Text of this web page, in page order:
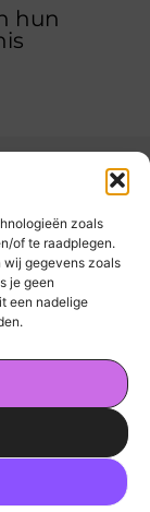
zoals
of te raadplegen.
wij gegevens zoals
je geen
een nadelige
Ga Naar
hun
wat telt.
die
uit het